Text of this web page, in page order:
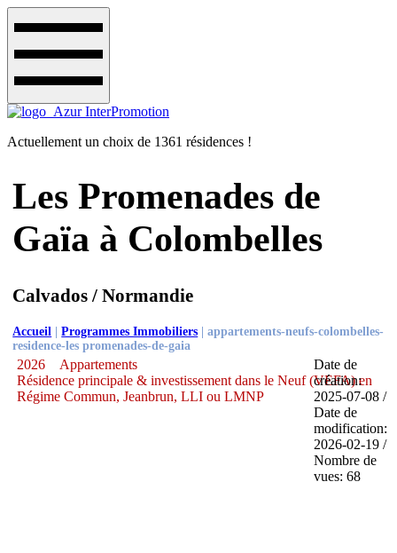
Actuellement un choix de 1361 résidences !
Les Promenades de
Gaïa à Colombelles
Calvados / Normandie
Accueil |Programmes Immobiliers |appartements-neufs-colombelles-
residence-les promenades-de-gaia
2026
Appartements
Résidence principale & investissement dans le Neuf (VEFA) en
Régime Commun, Jeanbrun, LLI ou LMNP
Date de
création:
2025-07-08 /
Date de
modification:
2026-02-19 /
Nombre de
vues: 68